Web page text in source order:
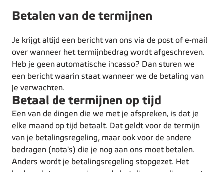
Betalen van de termijnen
Je krijgt altijd een bericht van ons via de post of e-mail
over wanneer het termijnbedrag wordt afgeschreven.
Heb je geen automatische incasso? Dan sturen we
een bericht waarin staat wanneer we de betaling van
je verwachten.
Betaal de termijnen op tijd
Een van de dingen die we met je afspreken, is dat je
elke maand op tijd betaalt. Dat geldt voor de termijn
van je betalingsregeling, maar ook voor de andere
bedragen (nota's) die je nog aan ons moet betalen.
Anders wordt je betalingsregeling stopgezet. Het